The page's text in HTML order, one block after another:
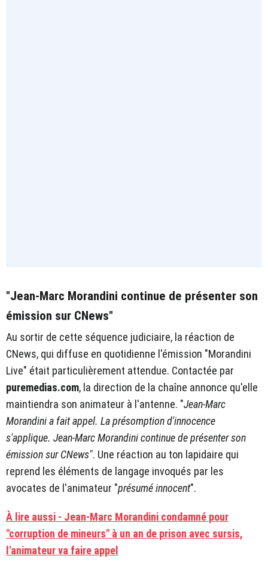
"Jean-Marc Morandini continue de présenter son
émission sur CNews"
Au sortir de cette séquence judiciaire, la réaction de
CNews, qui diffuse en quotidienne l'émission "Morandini
Live" était particulièrement attendue. Contactée par
puremedias.com, la direction de la chaîne annonce qu'elle
maintiendra son animateur à l'antenne. "Jean-Marc
Morandini a fait appel. La présomption d'innocence
s'applique. Jean-Marc Morandini continue de présenter son
émission sur CNews". Une réaction au ton lapidaire qui
reprend les éléments de langage invoqués par les
avocates de l'animateur "présumé innocent".
À lire aussi - Jean-Marc Morandini condamné pour
"corruption de mineurs" à un an de prison avec sursis,
l'animateur va faire appel